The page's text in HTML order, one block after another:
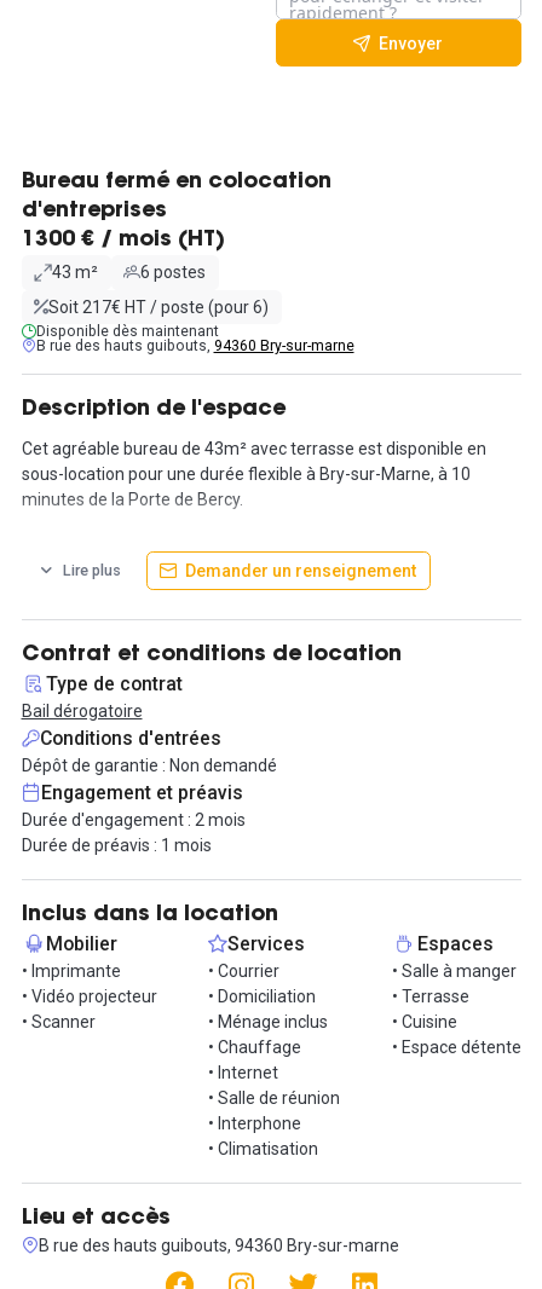
Envoyer
Bureau fermé en colocation
d'entreprises
1300 € / mois (HT)
43 m²
6 postes
Soit 217€ HT / poste (pour 6)
Disponible dès maintenant
B rue des hauts guibouts, 94360 Bry-sur-marne
Description de l'espace
Cet agréable bureau de 43m² avec terrasse est disponible en
sous-location pour une durée flexible à Bry-sur-Marne, à 10
minutes de la Porte de Bercy.
Tout est réuni pour qu'une équipe de 6 personnes maximum
puisse s'y installer rapidement, l'espace est confortable et de
imprimante, la fibre, le téléphone, mais aussi une terrasse
privative (vive les barbecues) et un coin cafet' / cuisine équipée !
L'espace est aménageable selon les goûts de ses futurs
locataires, du mobilier peut être mis à disposition si besoin.
Ce bureau est desservi par le RER A, RER E, non loin de l'A4 et de
l'A86. Le stationnement dans les rues aux alentours est
totalement gratuit. Le bureau est au prix de 1 300 € HT/HC.
Les autres espaces sont utilisés par une agence de
communication ; si votre domaine d'activité est similaire ou
complémentaire, synergies et partenariats pourraient être au
rendez-vous.
Venez visiter !
Lire plus Demander un renseignement
Contrat et conditions de location
Type de contrat
Bail dérogatoire
Conditions d'entrées
Dépôt de garantie : Non demandé
Engagement et préavis
Durée d'engagement : 2 mois
Durée de préavis : 1 mois
Inclus dans la location
Mobilier
• Imprimante
• Vidéo projecteur
• Scanner
Services
• Courrier
• Domiciliation
• Ménage inclus
• Chauffage
• Internet
• Salle de réunion
• Interphone
• Climatisation
Espaces
• Salle à manger
• Terrasse
• Cuisine
• Espace détente
Lieu et accès
B rue des hauts guibouts, 94360 Bry-sur-marne